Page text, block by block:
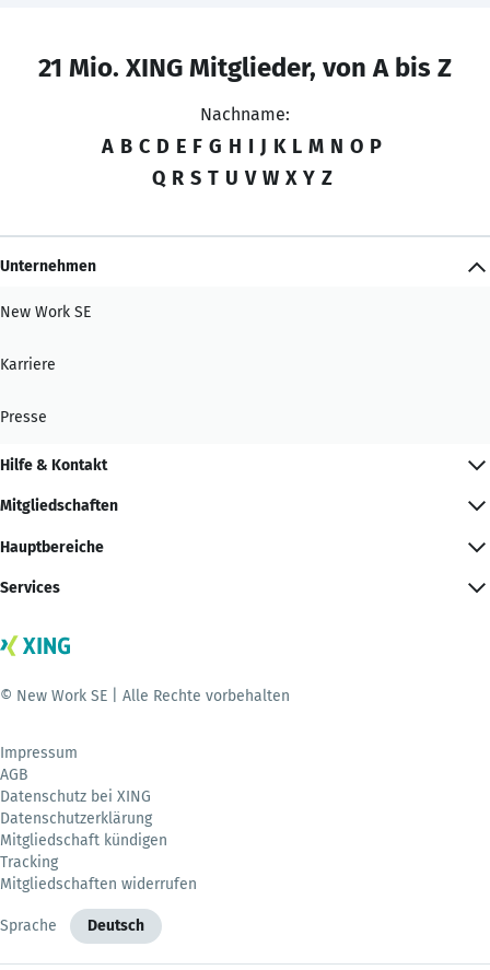
21 Mio. XING Mitglieder, von A bis Z
Nachname:
A B C D E F G H I J K L M N O P
Q R S T U V W X Y Z
Unternehmen
New Work SE
Karriere
Presse
Hilfe & Kontakt
Mitgliedschaften
Hauptbereiche
Services
© New Work SE | Alle Rechte vorbehalten
Impressum
AGB
Datenschutz bei XING
Datenschutzerklärung
Mitgliedschaft kündigen
Tracking
Mitgliedschaften widerrufen
Sprache Deutsch